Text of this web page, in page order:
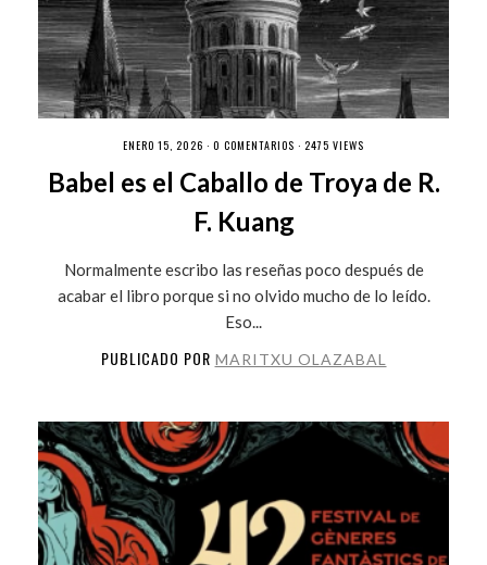
ENERO 15, 2026 · 0 COMENTARIOS · 2475 VIEWS
Babel es el Caballo de Troya de R.
F. Kuang
Normalmente escribo las reseñas poco después de
acabar el libro porque si no olvido mucho de lo leído.
Eso...
PUBLICADO POR MARITXU OLAZABAL